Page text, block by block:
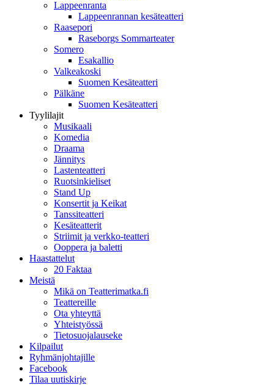
Lappeenranta
Lappeenrannan kesäteatteri
Raasepori
Raseborgs Sommarteater
Somero
Esakallio
Valkeakoski
Suomen Kesäteatteri
Pälkäne
Suomen Kesäteatteri
Tyylilajit
Musikaali
Komedia
Draama
Jännitys
Lastenteatteri
Ruotsinkieliset
Stand Up
Konsertit ja Keikat
Tanssiteatteri
Kesäteatterit
Striimit ja verkko-teatteri
Ooppera ja baletti
Haastattelut
20 Faktaa
Meistä
Mikä on Teatterimatka.fi
Teattereille
Ota yhteyttä
Yhteistyössä
Tietosuojalauseke
Kilpailut
Ryhmänjohtajille
Facebook
Tilaa uutiskirje